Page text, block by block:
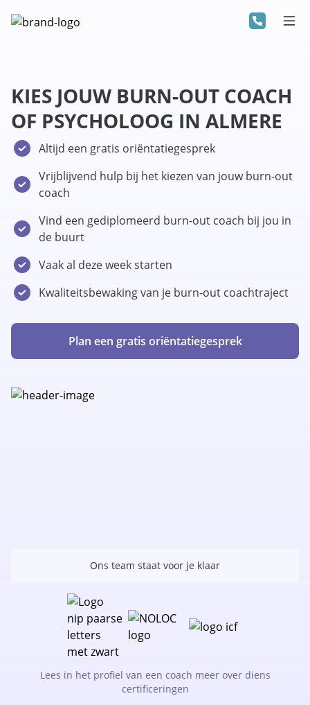
KIES JOUW BURN-OUT COACH
OF PSYCHOLOOG IN ALMERE
Altijd een gratis oriëntatiegesprek
Vrijblijvend hulp bij het kiezen van jouw burn-out
coach
Vind een gediplomeerd burn-out coach bij jou in
de buurt
Vaak al deze week starten
Kwaliteitsbewaking van je burn-out coachtraject
Plan een gratis oriëntatiegesprek
Ons team staat voor je klaar
Lees in het profiel van een coach meer over diens
certificeringen